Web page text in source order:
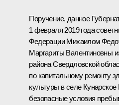
Поручение, данное
1 февраля 2019 года
Федерации Михаилом
Маргариты Валентиновны
района Свердловской
по капитальному ремонту
культуры в селе Кунарское
безопасные условия